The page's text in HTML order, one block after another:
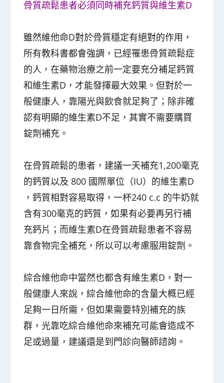
骨質疏鬆患者必須同時補充鈣質與維生素D
雖然維他命D對於骨質穩定有絕對的作用，
所有教科書都會強調，已經罹患骨質疏鬆症
的人，在藥物治療之前一定要充分補足鈣質
和維生素D，才能發揮最大效果。但對於一
般健康人，靠陽光與飲食就足夠了；除非確
認有明顯的維生素D不足，其實不需要購買
錠劑補充。
在骨質疏鬆的患者，建議一天補充1,200毫克
的鈣質以及 800 國際單位（IU）的維生素D
，鈣質相對容易取得，一杯240 c.c 的牛奶就
含有300毫克的鈣質，如果有必要再另行補
充鈣片；而維生素D在骨質疏鬆患者不容易
靠食物完全補充，所以可以考慮服用錠劑。
綜合維他命中當然也都含有維生素D，對一
般健康人來說，綜合維他命的含量大概已經
足夠一日所需，但如果需要特別補充的族
群，光靠吃綜合維他命來補充可能會造成不
足或過量，建議還是到門診向醫師諮詢。